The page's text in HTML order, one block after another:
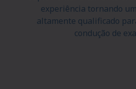
experiência tornando
altamente qualificado
condução de